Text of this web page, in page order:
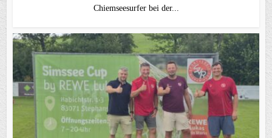
Chiemseesurfer bei der...